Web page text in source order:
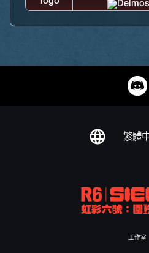
繁體
工作室